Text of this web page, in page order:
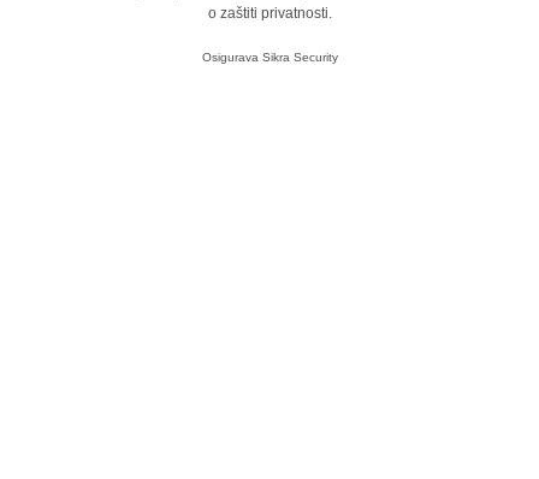
o zaštiti privatnosti.
Osigurava Sikra Security